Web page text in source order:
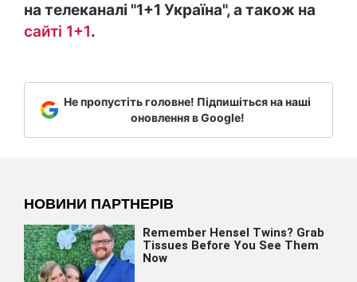
на телеканалі "1+1 Україна", а також на
сайті 1+1.
Не пропустіть головне! Підпишіться на наші
оновлення в Google!